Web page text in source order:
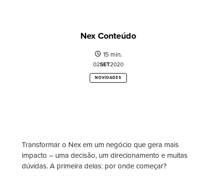
Transformar o Nex em um negócio que gera mais
impacto – uma decisão, um direcionamento e muitas
dúvidas. A primeira delas: por onde começar?
Nex Conteúdo
15 min.
02SET2020
NOVIDADES